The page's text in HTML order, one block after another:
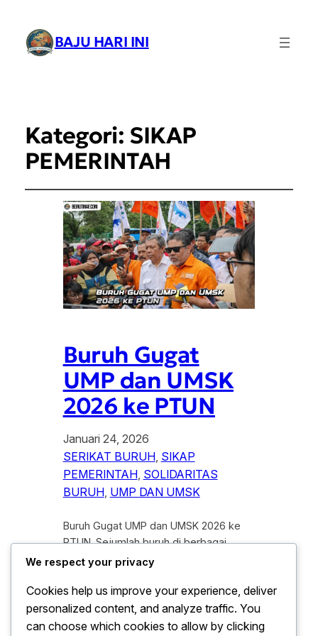
BAJU HARI INI
Kategori: SIKAP
PEMERINTAH
Buruh Gugat
UMP dan UMSK
2026 ke PTUN
Januari 24, 2026
SERIKAT BURUH, SIKAP
PEMERINTAH, SOLIDARITAS
BURUH, UMP DAN UMSK
Buruh Gugat UMP dan UMSK 2026 ke
PTUN. Sejumlah buruh di berbagai
wilayah Indonesia resmi mengajukan
(UMP) dan Upah Minimum Sektoral
Kabupaten/Kota (UMSK) 2026 ke
Pengadilan Tata Usaha Negara (PTUN).
We respect your privacy
Cookies help us improve your experience, deliver
personalized content, and analyze traffic. You
can choose which cookies to allow by clicking